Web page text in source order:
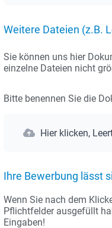
Weitere Dateien (z.B.
Sie können uns hier
einzelne Dateien nicht
Bitte benennen Sie die
Hier klicken,
Ihre Bewerbung lässt
Wenn Sie nach dem
Pflichtfelder ausgefüllt
Eingaben!